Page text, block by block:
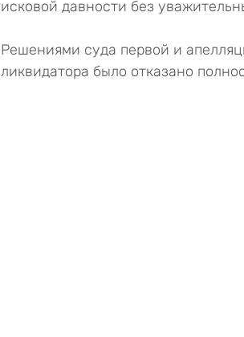
исковой давности без
Решениями суда первой и
ликвидатора было отказано